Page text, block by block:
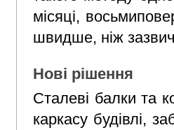
місяці,
швидше, ніж
Нові рішення
Сталеві балки та
каркасу будівлі,